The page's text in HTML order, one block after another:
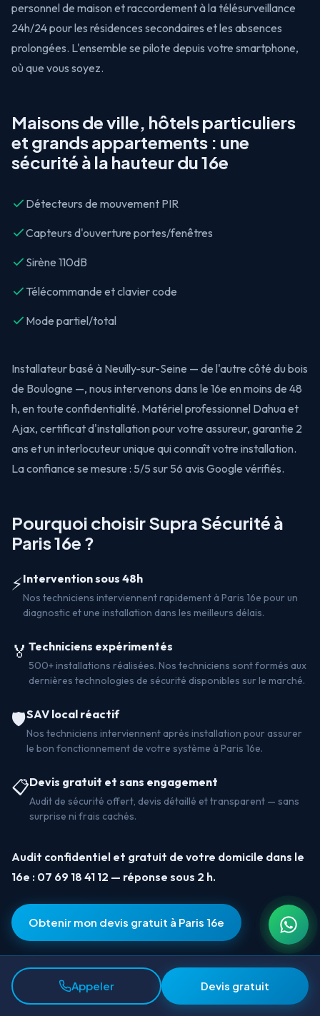
personnel de maison et raccordement à la télésurveillance
24h/24 pour les résidences secondaires et les absences
prolongées. L'ensemble se pilote depuis votre smartphone,
où que vous soyez.
Maisons de ville, hôtels particuliers
et grands appartements : une
sécurité à la hauteur du 16e
Détecteurs de mouvement PIR
Capteurs d'ouverture portes/fenêtres
Sirène 110dB
Télécommande et clavier code
Mode partiel/total
Installateur basé à Neuilly-sur-Seine — de l'autre côté du bois
de Boulogne —, nous intervenons dans le 16e en moins de 48
h, en toute confidentialité. Matériel professionnel Dahua et
Ajax, certificat d'installation pour votre assureur, garantie 2
ans et un interlocuteur unique qui connaît votre installation.
La confiance se mesure : 5/5 sur 56 avis Google vérifiés.
Pourquoi choisir Supra Sécurité à
Paris 16e ?
⚡Intervention sous 48h
Nos techniciens interviennent rapidement à Paris 16e pour un
diagnostic et une installation dans les meilleurs délais.
🏅 Techniciens expérimentés
500+ installations réalisées. Nos techniciens sont formés aux
dernières technologies de sécurité disponibles sur le marché.
🛡️SAV local réactif
Nos techniciens interviennent après installation pour assurer
le bon fonctionnement de votre système à Paris 16e.
📋Devis gratuit et sans engagement
Audit de sécurité offert, devis détaillé et transparent — sans
surprise ni frais cachés.
Audit confidentiel et gratuit de votre domicile dans le
16e : 07 69 18 41 12 — réponse sous 2 h.
Obtenir mon devis gratuit à Paris 16e
Questions fréquentes — Alarme de
Appeler Devis gratuit